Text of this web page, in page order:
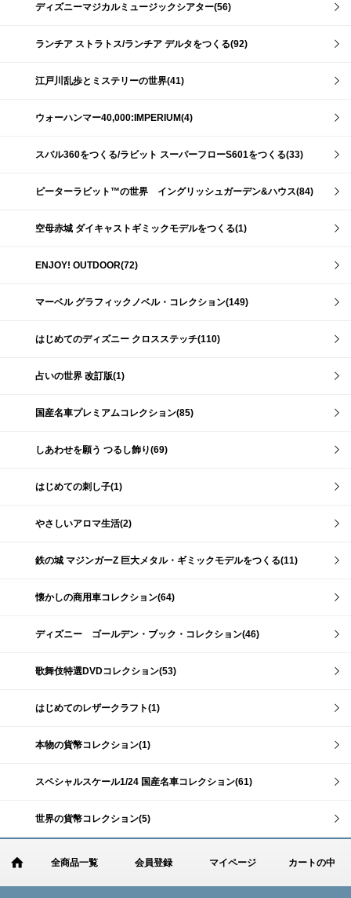
ディズニーマジカルミュージックシアター(56)
ランチア ストラトス/ランチア デルタをつくる(92)
江戸川乱歩とミステリーの世界(41)
ウォーハンマー40,000:IMPERIUM(4)
スバル360をつくる/ラビット スーパーフローS601をつくる(33)
ピーターラビット™の世界 イングリッシュガーデン&ハウス(84)
空母赤城 ダイキャストギミックモデルをつくる(1)
ENJOY! OUTDOOR(72)
マーベル グラフィックノベル・コレクション(149)
はじめてのディズニー クロスステッチ(110)
占いの世界 改訂版(1)
国産名車プレミアムコレクション(85)
しあわせを願う つるし飾り(69)
はじめての刺し子(1)
やさしいアロマ生活(2)
鉄の城 マジンガーZ 巨大メタル・ギミックモデルをつくる(11)
懐かしの商用車コレクション(64)
ディズニー ゴールデン・ブック・コレクション(46)
歌舞伎特選DVDコレクション(53)
はじめてのレザークラフト(1)
本物の貨幣コレクション(1)
スペシャルスケール1/24 国産名車コレクション(61)
世界の貨幣コレクション(5)
全商品一覧 会員登録 マイページ カートの中